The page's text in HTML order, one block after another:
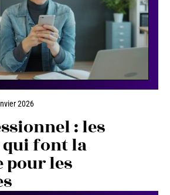
2026
: les
font la
pour les